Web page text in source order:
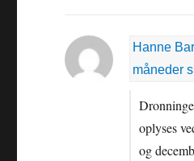
Hanne
måneder
oplyses
og